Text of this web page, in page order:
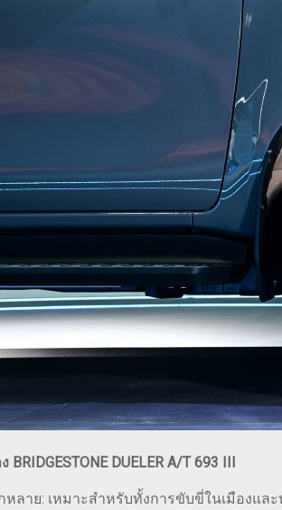
DUELER A/T 693 III
หลาย: เหมาะสำหรับทั้งการขับขี่ในเมืองแล